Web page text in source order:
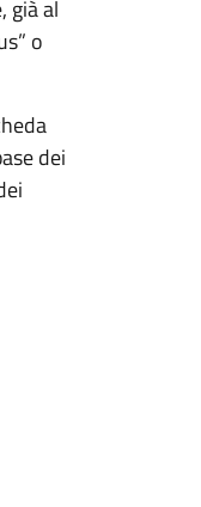
già al
o
dei